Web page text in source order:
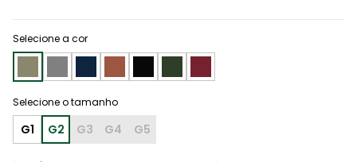
Selecione a cor
G1 G2 G3 G4 G5